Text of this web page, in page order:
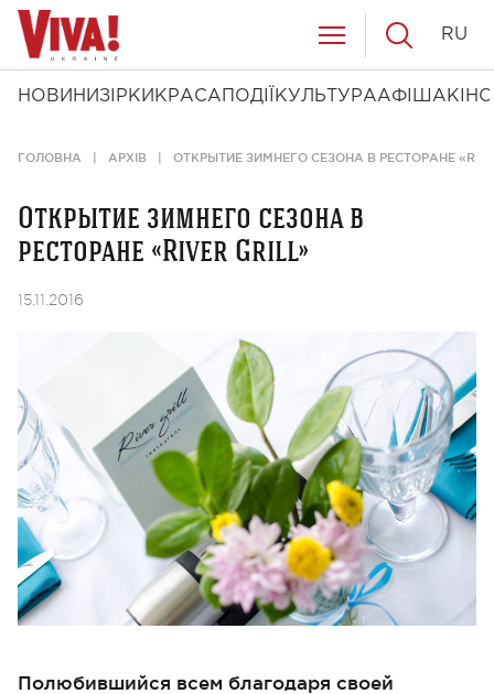
НОВИНИ ЗІРКИ КРАСА ПОДІЇ КУЛЬТУРААФІША КІНО
RU
ГОЛОВНА АРХІВ ОТКРЫТИЕ ЗИМНЕГО СЕЗОНА В РЕСТОРАНЕ
Открытие зимнего сезона в
ресторане «River Grill»
15.11.2016
Полюбившийся всем благодаря своей